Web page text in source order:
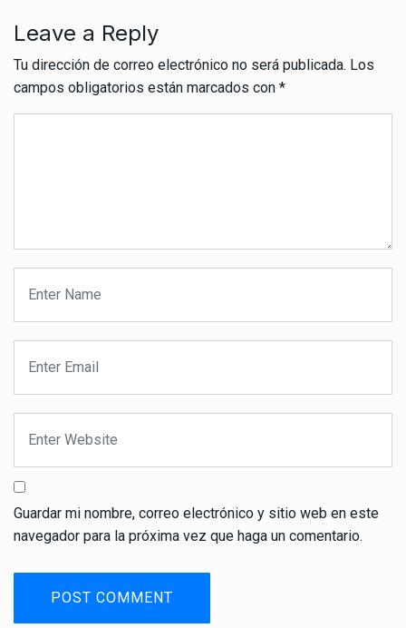
Leave a Reply
Tu dirección de correo electrónico no será publicada. Los
campos obligatorios están marcados con *
Guardar mi nombre, correo electrónico y sitio web en este
navegador para la próxima vez que haga un comentario.